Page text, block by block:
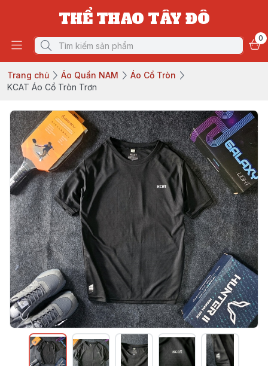
THỂ THAO TÂY ĐÔ
0
Trang chủ Áo Quần NAM
Áo Cổ Tròn
KCAT Áo Cổ Tròn Trơn